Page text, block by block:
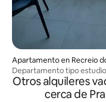
Apartamento en Recreio
Departamento tipo estudio
Otros alquileres
cerca de